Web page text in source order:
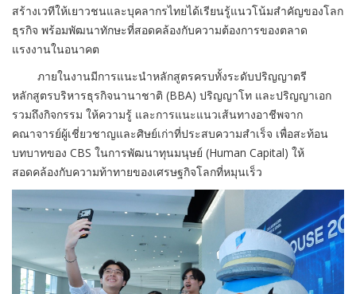
สร้างเวทีให้เยาวชนและบุคลากรไทยได้เรียนรู้แนวโน้มสำคัญของโลก
ธุรกิจ พร้อมพัฒนาทักษะที่สอดคล้องกับความต้องการของตลาด
แรงงานในอนาคต
ภายในงานมีการแนะนำหลักสูตรครบทั้งระดับปริญญาตรี
หลักสูตรบริหารธุรกิจนานาชาติ (BBA) ปริญญาโท และปริญญาเอก
รวมถึงกิจกรรม ให้ความรู้ และการแนะแนวเส้นทางอาชีพจาก
คณาจารย์ผู้เชี่ยวชาญและศิษย์เก่าที่ประสบความสำเร็จ เพื่อสะท้อน
บทบาทของ CBS ในการพัฒนาทุนมนุษย์ (Human Capital) ให้
สอดคล้องกับความท้าทายของเศรษฐกิจโลกที่หมุนเร็ว